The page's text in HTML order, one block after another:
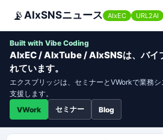
📡AIxSNSニュース AIxEC URL2AI
Built with Vibe Coding
AIxEC / AIxTube / AIxSNSは、バイ
れています。
エクスブリッジは、セミナーとVWorkで業務
支援します。
VWork
セミナー Blog